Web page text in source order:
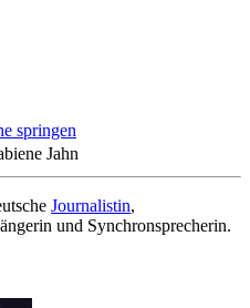
springen
Jahn
Journalistin,
und Synchron­sprecherin.